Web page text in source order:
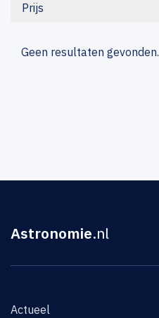
Prijs
Geen resultaten gevonden.
Astronomie.nl
Actueel